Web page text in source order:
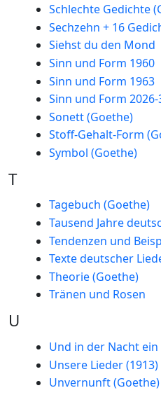
Schlechte Gedichte
Sechzehn + 16
Siehst du den Mond
Sinn und Form 1960
Sinn und Form 1963
Sinn und Form 2026-
Sonett (Goethe)
Stoff-Gehalt-Form
Symbol (Goethe)
T
Tagebuch (Goethe)
Tausend Jahre
Tendenzen und
Texte deutscher
Theorie (Goethe)
Tränen und Rosen
U
Und in der Nacht ein
Unsere Lieder (1913)
Unvernunft (Goethe)